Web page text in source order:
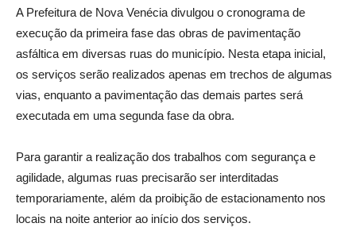
A Prefeitura de Nova Venécia divulgou o cronograma de
execução da primeira fase das obras de pavimentação
asfáltica em diversas ruas do município. Nesta etapa inicial,
os serviços serão realizados apenas em trechos de algumas
vias, enquanto a pavimentação das demais partes será
executada em uma segunda fase da obra.
Para garantir a realização dos trabalhos com segurança e
agilidade, algumas ruas precisarão ser interditadas
temporariamente, além da proibição de estacionamento nos
locais na noite anterior ao início dos serviços.